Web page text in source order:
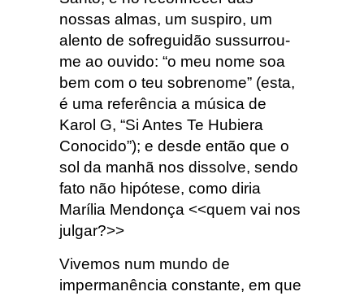
nossas almas, um suspiro, um
alento de sofreguidão sussurrou-
me ao ouvido: “o meu nome soa
bem com o teu sobrenome” (esta,
é uma referência a música de
Karol G, “Si Antes Te Hubiera
Conocido”); e desde então que o
sol da manhã nos dissolve, sendo
fato não hipótese, como diria
Marília Mendonça <<quem vai nos
julgar?>>
Vivemos num mundo de
impermanência constante, em que